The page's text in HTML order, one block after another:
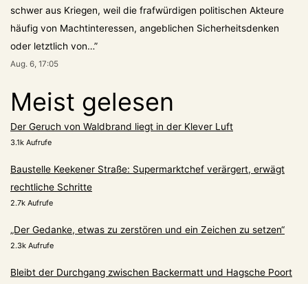
schwer aus Kriegen, weil die frafwürdigen politischen Akteure
häufig von Machtinteressen, angeblichen Sicherheitsdenken
oder letztlich von…”
Aug. 6, 17:05
Meist gelesen
Der Geruch von Waldbrand liegt in der Klever Luft
3.1k Aufrufe
Baustelle Keekener Straße: Supermarktchef verärgert, erwägt
rechtliche Schritte
2.7k Aufrufe
„Der Gedanke, etwas zu zerstören und ein Zeichen zu setzen“
2.3k Aufrufe
Bleibt der Durchgang zwischen Backermatt und Hagsche Poort